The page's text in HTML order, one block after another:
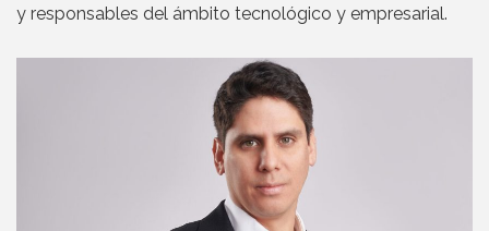
y responsables del ámbito tecnológico y empresarial.